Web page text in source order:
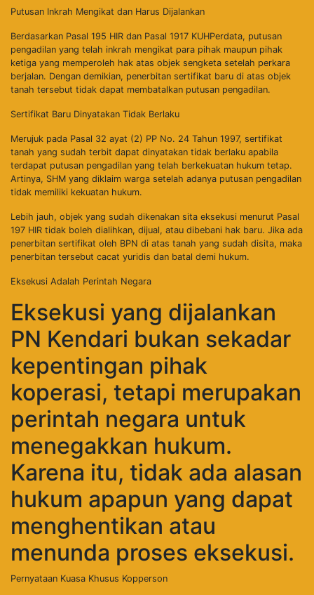
Putusan Inkrah Mengikat dan Harus Dijalankan
Berdasarkan Pasal 195 HIR dan Pasal 1917 KUHPerdata, putusan
pengadilan yang telah inkrah mengikat para pihak maupun pihak
ketiga yang memperoleh hak atas objek sengketa setelah perkara
berjalan. Dengan demikian, penerbitan sertifikat baru di atas objek
tanah tersebut tidak dapat membatalkan putusan pengadilan.
Sertifikat Baru Dinyatakan Tidak Berlaku
Merujuk pada Pasal 32 ayat (2) PP No. 24 Tahun 1997, sertifikat
tanah yang sudah terbit dapat dinyatakan tidak berlaku apabila
terdapat putusan pengadilan yang telah berkekuatan hukum tetap.
Artinya, SHM yang diklaim warga setelah adanya putusan pengadilan
tidak memiliki kekuatan hukum.
Lebih jauh, objek yang sudah dikenakan sita eksekusi menurut Pasal
197 HIR tidak boleh dialihkan, dijual, atau dibebani hak baru. Jika ada
penerbitan sertifikat oleh BPN di atas tanah yang sudah disita, maka
penerbitan tersebut cacat yuridis dan batal demi hukum.
Eksekusi Adalah Perintah Negara
Eksekusi yang dijalankan
PN Kendari bukan sekadar
kepentingan pihak
koperasi, tetapi merupakan
perintah negara untuk
menegakkan hukum.
Karena itu, tidak ada alasan
hukum apapun yang dapat
menghentikan atau
menunda proses eksekusi.
Pernyataan Kuasa Khusus Kopperson